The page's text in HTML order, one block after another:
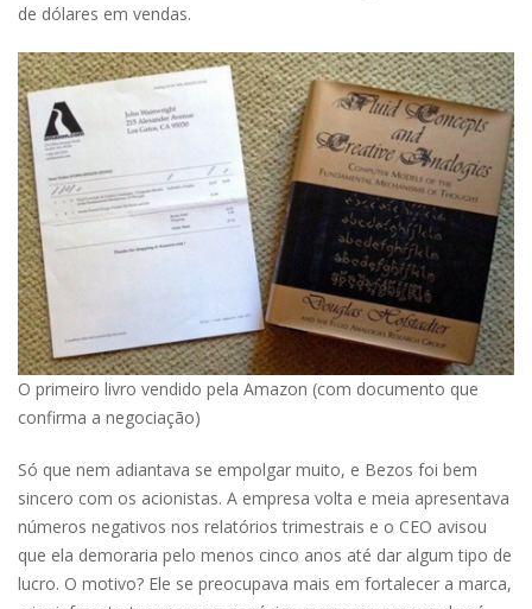
de dólares em vendas.
O primeiro livro vendido pela Amazon (com documento que
confirma a negociação)
Só que nem adiantava se empolgar muito, e Bezos foi bem
sincero com os acionistas. A empresa volta e meia apresentava
números negativos nos relatórios trimestrais e o CEO avisou
que ela demoraria pelo menos cinco anos até dar algum tipo de
lucro. O motivo? Ele se preocupava mais em fortalecer a marca,